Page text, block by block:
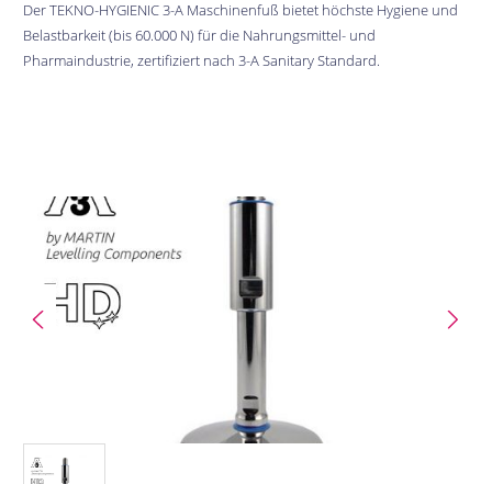
Der TEKNO-HYGIENIC 3-A Maschinenfuß bietet höchste Hygiene und
Belastbarkeit (bis 60.000 N) für die Nahrungsmittel- und
Pharmaindustrie, zertifiziert nach 3-A Sanitary Standard.
Bildergalerie überspringen